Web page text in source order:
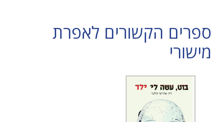
ספרים הקשורים לאפרת
מישורי